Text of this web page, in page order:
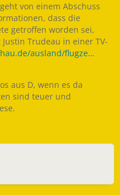
von einem Abschuss
dass die
getroffen worden sei,
Trudeau in einer TV-
ausland/flugze…
aus D, wenn es da
sind teuer und